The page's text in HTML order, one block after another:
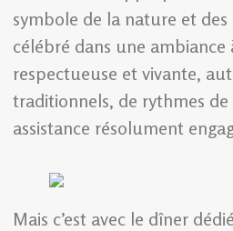
symbole de la nature et des
célébré dans une ambiance
respectueuse et vivante,
traditionnels, de rythmes
assistance résolument
Mais c’est avec le dîner